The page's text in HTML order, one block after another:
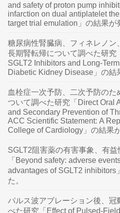
and safety of proton pump
infarction on dual antiplatelet
target trial emulation」の結果が
糖尿病性腎臓病、フィネレノン
長期腎転帰について調べた研
SGLT2 Inhibitors and Long-
Diabetic Kidney Disease」の結
血栓症一次予防、二次予防のた
ついて調べた研究「Direct Oral
and Secondary Prevention of
ACC Scientific Statement: A
College of Cardiology」の結果
SGLT2阻害薬の有害事象、有
「Beyond safety: adverse
advantages of SGLT2 inhibitors
た。
パルス波アブレーション後、冠
べた研究「Effect of Pulsed-